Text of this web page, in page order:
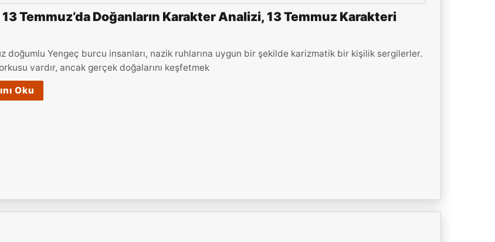
Temmuz’da Doğanların Karakter Analizi, 13 Temmuz Karakteri
doğumlu Yengeç burcu insanları, nazik ruhlarına uygun bir şekilde karizmatik bir kişilik sergilerler.
vardır, ancak gerçek doğalarını keşfetmek
Oku